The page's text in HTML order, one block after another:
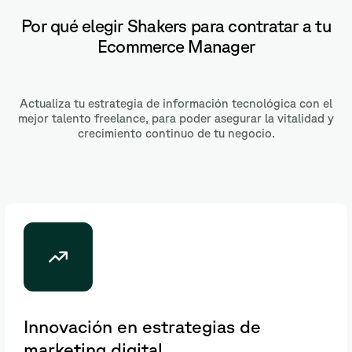
Por qué elegir Shakers para contratar a tu
Ecommerce Manager
Actualiza tu estrategia de información tecnológica con el
mejor talento freelance, para poder asegurar la vitalidad y
crecimiento continuo de tu negocio.
Innovación en estrategias de